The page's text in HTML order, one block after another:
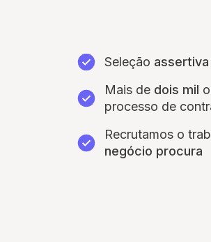
Seleção
Mais de dois mil
processo de
Recrutamos o
negócio procura